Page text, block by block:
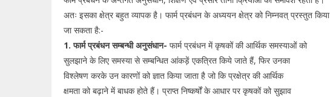
अतः इसका क्षेत्र बहुत व्यापक है। फार्म प्रबंधन के अध्ययन क्षेत्र को निम्नवत् प्रस्तुत किया
जा सकता है:-
1. फार्म प्रबंधन सम्बन्धी अनुसंधान- फार्म प्रबंधन में कृषकों की आर्थिक समस्याओं को
सुलझाने के लिए समस्या से सम्बन्धित आंकड़ें एकत्रित किये जाते हैं, फिर उनका
विश्लेषण करके उन कारणों को ज्ञात किया जाता है जो कि प्रक्षेत्र की आर्थिक
क्षमता को बढ़ाने में बाधक होते हैं। प्राप्त निष्कर्षों के आधार पर कृषकों को सुझाव